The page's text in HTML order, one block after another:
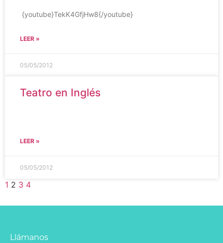
{youtube}TekK4GfjHw8{/youtube}
LEER »
05/05/2012
Teatro en Inglés
LEER »
05/05/2012
1 2 3 4
Llámanos